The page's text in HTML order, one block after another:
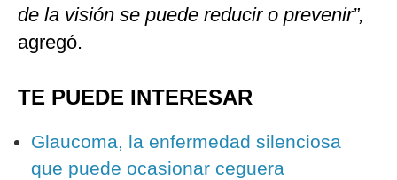
de la visión se puede reducir o prevenir”,
agregó.
TE PUEDE INTERESAR
Glaucoma, la enfermedad silenciosa
que puede ocasionar ceguera